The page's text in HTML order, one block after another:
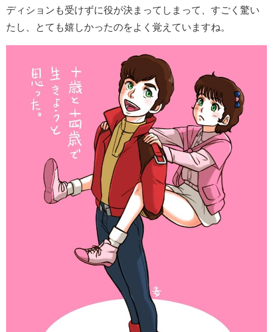
ディションも受けずに役が決まってしまって、すごく驚い
たし、とても嬉しかったのをよく覚えていますね。